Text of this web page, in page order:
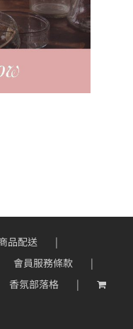
品配送
會員服務條款
香氛部落格